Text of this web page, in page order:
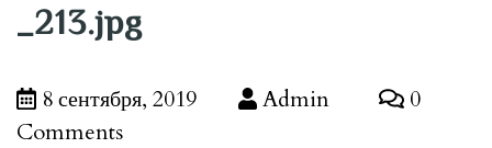
_213.jpg
8 сентября, 2019 Admin
0
Comments